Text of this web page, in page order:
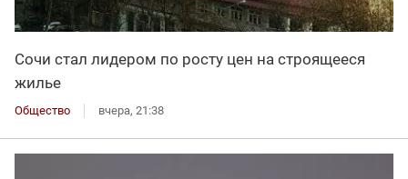
Сочи стал лидером по росту цен на строящееся
жилье
Общество вчера, 21:38